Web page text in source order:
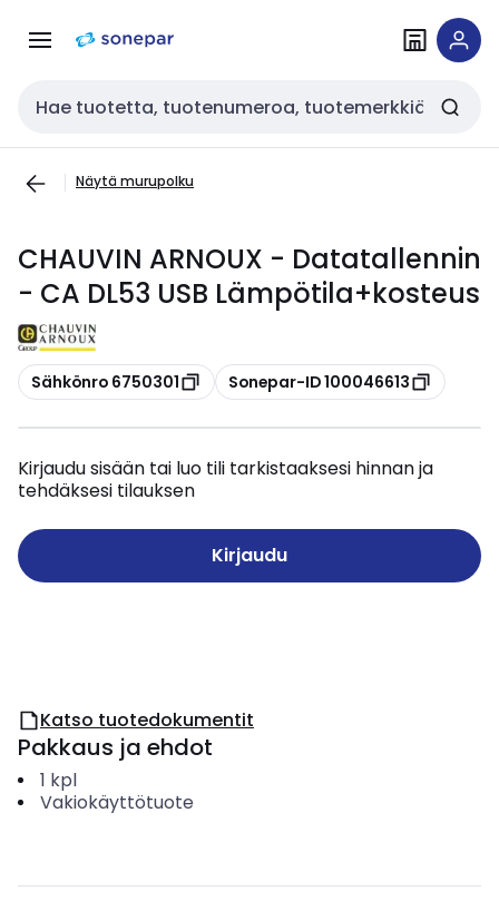
navigointiinsisältöön
Haku
Näytä murupolku
CHAUVIN ARNOUX - Datatallennin
- CA DL53 USB Lämpötila+kosteus
Kopioi
Sähkönro 6750301 Kopioi
Sonepar-ID 100046613
Kirjaudu sisään tai luo tili tarkistaaksesi hinnan ja
tehdäksesi tilauksen
Kirjaudu
Katso tuotedokumentit
Pakkaus ja ehdot
1 kpl
Vakiokäyttötuote